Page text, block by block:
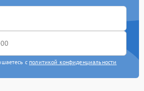
с политикой конфиденциальности